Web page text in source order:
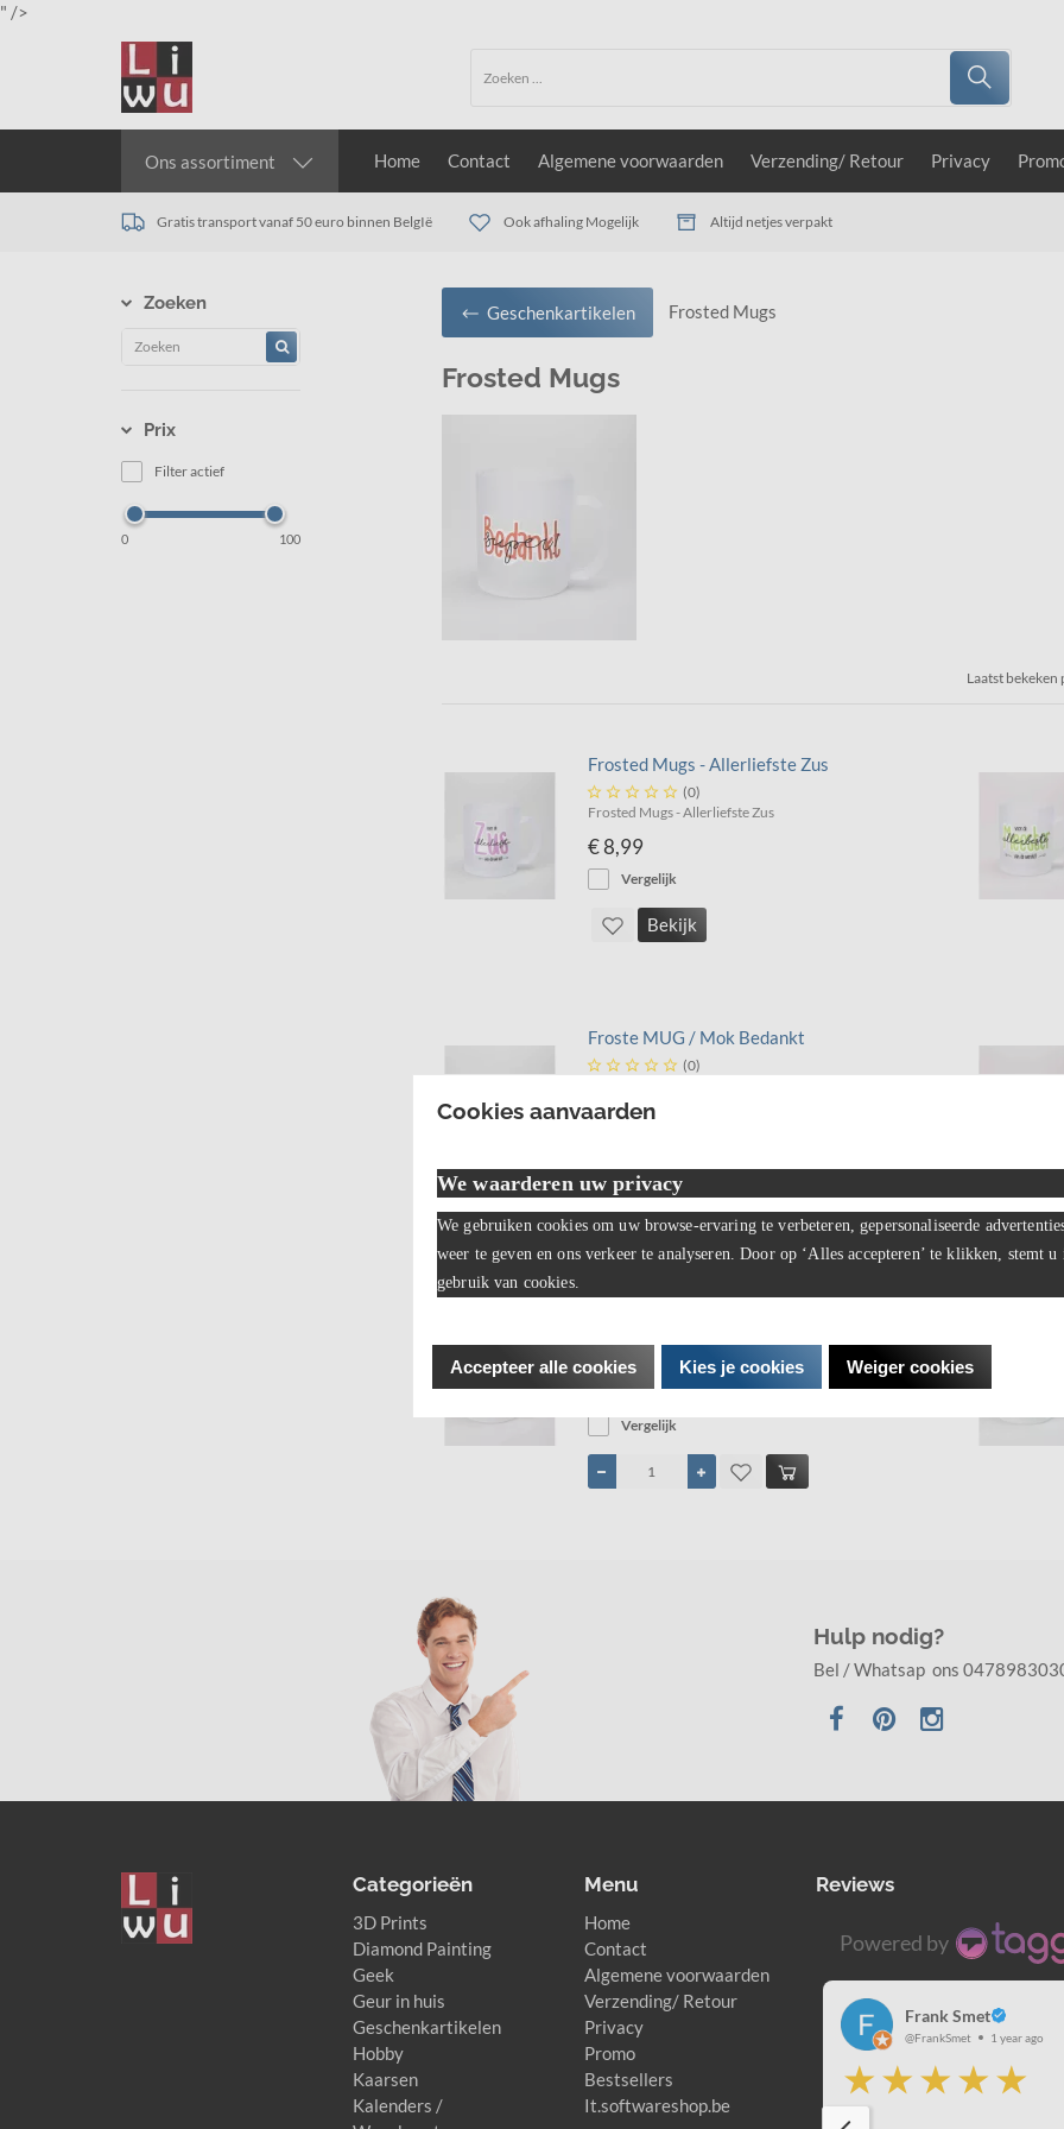
" />
Ons assortiment Home Contact Algemene voorwaarden Verzending/ Retour Privacy
Gratis transport vanaf 50 euro binnen BelgIë Ook afhaling Mogelijk Altijd netjes verpakt
Zoeken
Prix
Filter actief
0 100
Geschenkartikelen Frosted Mugs
Frosted Mugs
Laatst
Frosted Mugs - Allerliefste Zus
     (0)
Frosted Mugs - Allerliefste Zus
€ 8,99
Vergelijk
Bekijk
Froste MUG / Mok Bedankt
     (0)
€ 8,99
Paperdreams mok - Allerbeste Vriend
€ 8,99
Vergelijk
Hulp nodig?
Bel / Whatsap ons
Categorieën
3D Prints
Diamond Painting
Geek
Geur in huis
Geschenkartikelen
Hobby
Kaarsen
Kalenders /
Menu
Home
Contact
Algemene voorwaarden
Verzending/ Retour
Privacy
Promo
Bestsellers
It.softwareshop.be
Reviews
Powered by
3 years ago
Frank Smet
@FrankSmet 1 year ago
Cookies aanvaarden
We waarderen uw privacy
We gebruiken cookies om uw browse-ervaring te verbeteren, gepersonaliseerde
weer te geven en ons verkeer te analyseren. Door op ‘Alles accepteren’ te klikken, stemt u
gebruik van cookies.
Accepteer alle cookies Kies je cookies Weiger cookies